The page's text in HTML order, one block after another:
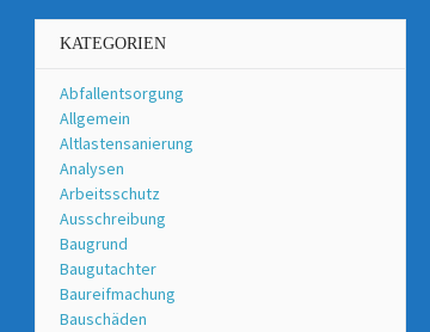
KATEGORIEN
Abfallentsorgung
Allgemein
Altlastensanierung
Analysen
Arbeitsschutz
Ausschreibung
Baugrund
Baugutachter
Baureifmachung
Bauschäden